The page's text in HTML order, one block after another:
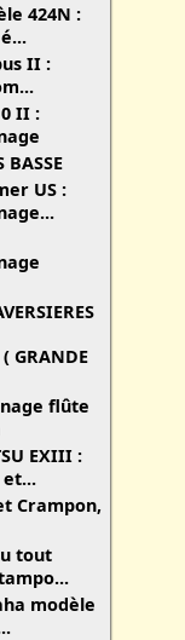
424N :
II :
II :
BASSE
US :
GRANDE
flûte
EXIII :
Crampon,
tout
modèle